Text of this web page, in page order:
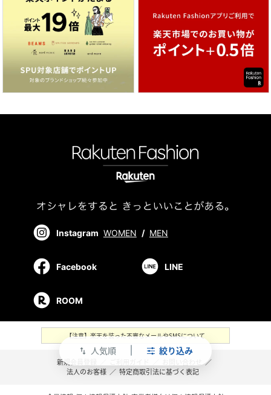
swap_vert 人気順 絞り込み
Instagram WOMEN / MEN
Facebook LINE
ROOM
【注意】楽天を装った不審なメールやSMSについて
新規会員登録
／
法人のお客様 ／ 特定商取引法に基づく表記